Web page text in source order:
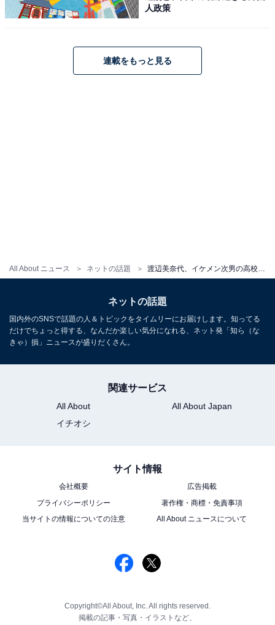
All About ニュース ネットの話題 渡辺美奈代、イケメン次男の高校卒業式での親子ショットを公開！ 「まるで姉弟かカップル」「こんな可愛いお母さん羨ましい」
人政策
連載をもっと見る
ネットの話題
国内外のSNSで話題の人＆トピックをタイムリーにお届けします。知ってる
だけでちょっと得する、なんだか楽しい気分になれる、ネット発「知ら（な
きゃ）損」ニュースが盛りだくさん。
関連サービス
All About
All About Japan
イチオシ
サイト情報
会社概要
広告掲載
プライバシーポリシー
著作権・商標・免責事項
当サイトの情報についての注意
All About ニュースについて
Copyright©All About, Inc. All rights reserved.
掲載の記事・写真・イラストなど、